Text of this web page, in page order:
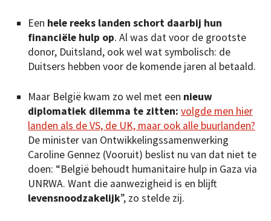
Een hele reeks landen schort daarbij hun
financiële hulp op. Al was dat voor de grootste
donor, Duitsland, ook wel wat symbolisch: de
Duitsers hebben voor de komende jaren al betaald.
Maar België kwam zo wel met een nieuw
diplomatiek dilemma te zitten: volgde men hier
landen als de VS, de UK, maar ook alle buurlanden?
De minister van Ontwikkelingssamenwerking
Caroline Gennez (Vooruit) beslist nu van dat niet te
doen: “België behoudt humanitaire hulp in Gaza via
UNRWA. Want die aanwezigheid is en blijft
levensnoodzakelijk”, zo stelde zij.